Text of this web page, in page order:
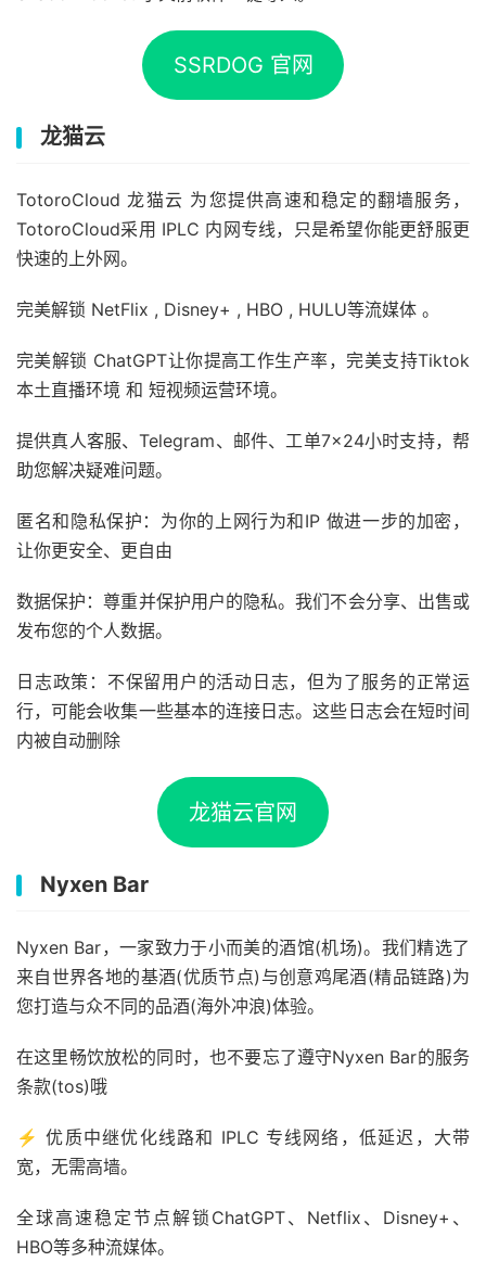
SSRDOG 官网
龙猫云
TotoroCloud 龙猫云 为您提供高速和稳定的翻墙服务，
TotoroCloud采用 IPLC 内网专线，只是希望你能更舒服更
快速的上外网。
完美解锁 NetFlix , Disney+ , HBO , HULU等流媒体 。
完美解锁 ChatGPT让你提高工作生产率，完美支持Tiktok
本土直播环境 和 短视频运营环境。
提供真人客服、Telegram、邮件、工单7×24小时支持，帮
助您解决疑难问题。
匿名和隐私保护：为你的上网行为和IP 做进一步的加密，
让你更安全、更自由
数据保护：尊重并保护用户的隐私。我们不会分享、出售或
发布您的个人数据。
日志政策：不保留用户的活动日志，但为了服务的正常运
行，可能会收集一些基本的连接日志。这些日志会在短时间
内被自动删除
龙猫云官网
Nyxen Bar
Nyxen Bar，一家致力于小而美的酒馆(机场)。我们精选了
来自世界各地的基酒(优质节点)与创意鸡尾酒(精品链路)为
您打造与众不同的品酒(海外冲浪)体验。
在这里畅饮放松的同时，也不要忘了遵守Nyxen Bar的服务
条款(tos)哦
⚡ 优质中继优化线路和 IPLC 专线网络，低延迟，大带
宽，无需高墙。
全球高速稳定节点解锁ChatGPT、Netflix、Disney+、
HBO等多种流媒体。